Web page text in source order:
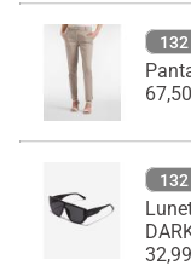
132
132